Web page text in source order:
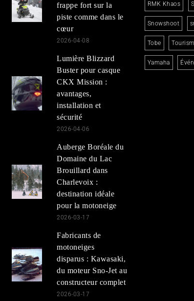
frappe fort sur la
piste comme dans le
cœur
2026-04-08
Lumière Blizzard
Buster pour casque
CKX Mission :
avantages,
installation et
sécurité
2026-04-06
Auberge Boréale du
Domaine du Lac
Brouillard dans
Charlevoix :
destination idéale
pour la motoneige
2026-03-17
Fabricants de
motoneiges
disparus : Kawasaki,
du moteur Sno-Jet au
constructeur complet
2026-03-17
RMK Khaos
Snowshoot
Tobe
Yamaha